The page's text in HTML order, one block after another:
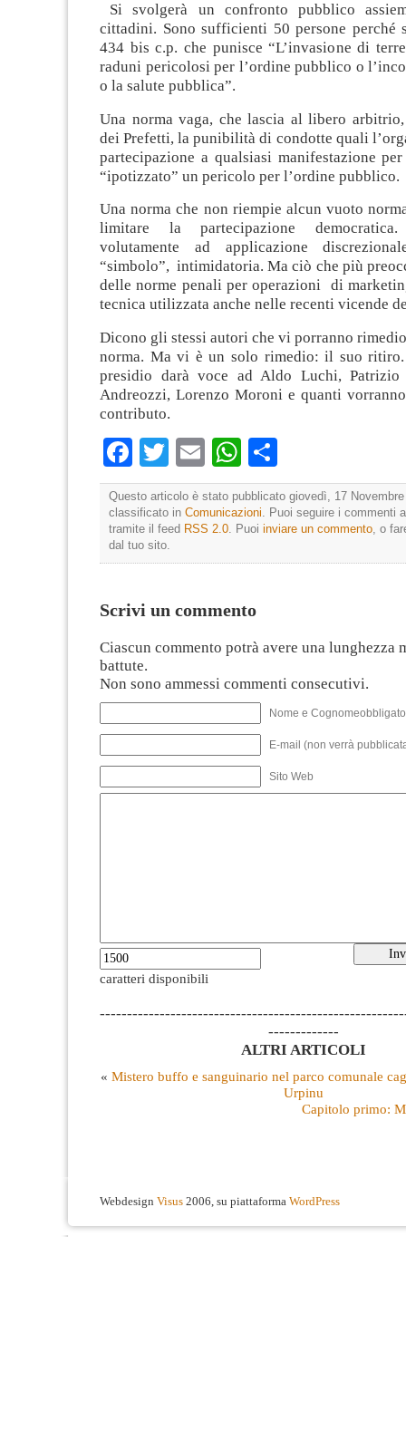
Si svolgerà un confronto pubblico
cittadini. Sono sufficienti 50 persone perché
434 bis c.p. che punisce “L’invasione di
raduni pericolosi per l’ordine pubblico o
o la salute pubblica”.
Una norma vaga, che lascia al libero arbitrio,
dei Prefetti, la punibilità di condotte quali
partecipazione a qualsiasi manifestazione
“ipotizzato” un pericolo per l’ordine pubblico.
Una norma che non riempie alcun vuoto
limitare la partecipazione
volutamente ad applicazione
“simbolo”, intimidatoria. Ma ciò che più
delle norme penali per operazioni di
tecnica utilizzata anche nelle recenti vicende
Dicono gli stessi autori che vi porranno
norma. Ma vi è un solo rimedio: il suo
presidio darà voce ad Aldo Luchi,
Andreozzi, Lorenzo Moroni e quanti
contributo.
Facebook
TwitterEmailWhatsApp
Questo articolo è stato pubblicato giovedì, 17
classificato in Comunicazioni . Puoi seguire i commenti
tramite il feed RSS 2.0 . Puoi inviare un commento , o
dal tuo sito.
Scrivi un commento
Ciascun commento potrà avere una lunghezza
battute.
Non sono ammessi commenti consecutivi.
Nome e
E-mail (non verrà
Sito Web
caratteri disponibili
-------------
ALTRI ARTICOLI
« Mistero buffo e sanguinario nel parco comunale
Urpinu
Capitolo primo:
Webdesign Visus 2006, su piattaforma WordPress